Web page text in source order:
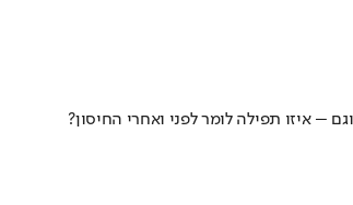
– איזו תפילה לומר לפני ואחרי החיסון?